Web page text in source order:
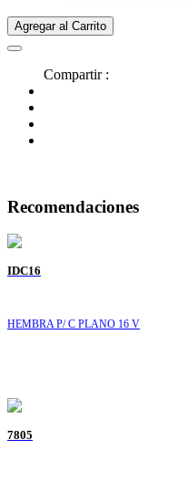
Agregar al Carrito
Compartir :
Recomendaciones
IDC16
HEMBRA P/ C PLANO 16 V
7805